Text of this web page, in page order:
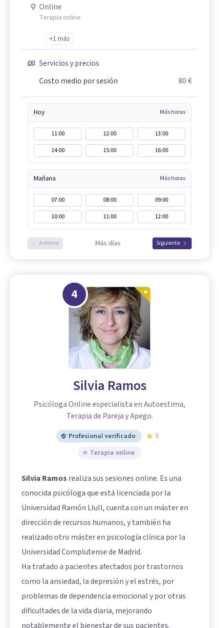
Online
Terapia online
+1 más
Servicios y precios
Costo medio por sesión
80 €
Hoy Más horas
11:00 12:00
13:00
14:00
15:00 16:00
Mañana Más horas
07:00 08:00
09:00
10:00
11:00 12:00
Anterior Más días Siguiente
4
Silvia Ramos
Psicóloga Online especialista en Autoestima,
Terapia de Pareja y Apego.
Profesional verificado
5
Terapia online
Silvia Ramos realiza sus sesiones online. Es una
conocida psicóloga que está licenciada por la
Universidad Ramón Llull, cuenta con un máster en
dirección de recursos humanos, y también ha
realizado otro máster en psicología clínica por la
Universidad Complutense de Madrid.
Ha tratado a pacientes afectados por trastornos
como la ansiedad, la depresión y el estrés, por
problemas de dependencia emocional y por otras
dificultades de la vida diaria, mejorando
notablemente el bienestar de sus pacientes.